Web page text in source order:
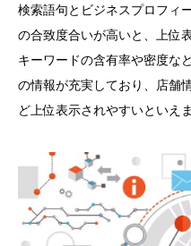
検索語句とビジネスプロフィ
の合致度合いが高いと、上位
キーワードの含有率や密度な
の情報が充実しており、店舗
ど上位表示されやすいといえま